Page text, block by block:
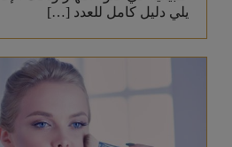
يلي دليل كامل للعدد […]